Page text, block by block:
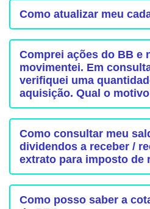
Como atualizar meu
Comprei ações do BB e
movimentei. Em
verifiquei uma
aquisição. Qual o
Como consultar meu
dividendos a receber /
extrato para imposto de
Como posso saber a